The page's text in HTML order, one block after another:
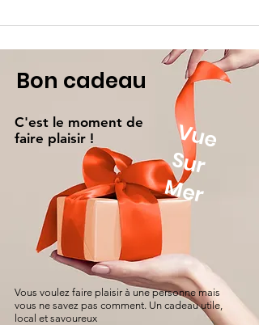
Bon cadeau
C'est le moment de
faire plaisir !
V
u
e
S
u
r
Mer
Vous voulez faire plaisir à une personne mais
vous ne savez pas comment. Un cadeau utile,
local et savoureux